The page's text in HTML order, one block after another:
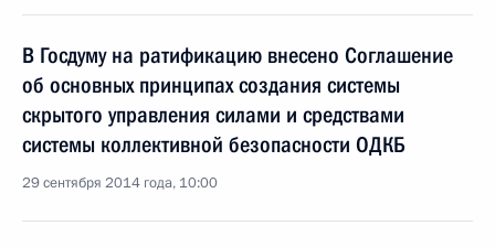
В Госдуму на ратификацию внесено Соглашение
об основных принципах создания системы
скрытого управления силами и средствами
системы коллективной безопасности ОДКБ
29 сентября 2014 года, 10:00